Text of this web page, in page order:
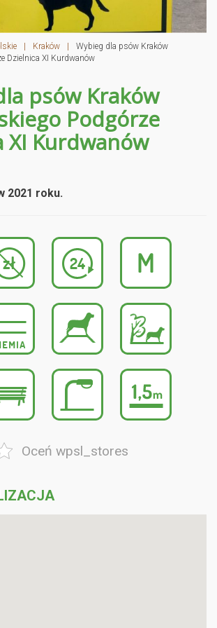
| Kraków |
Wybieg dla psów Kraków
Dzielnica XI Kurdwanów
psów Kraków
Podgórze
XI Kurdwanów
2021 roku.
Oceń wpsl_stores